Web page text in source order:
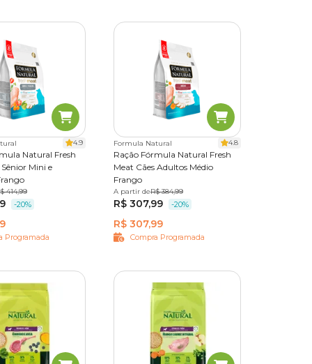
manter
e
das
4.9
Natural Fresh
Sênior Mini e
kg
Indiv. de 505g
414,99
-20%
Programada
Formula Natural 4.8
Ração Fórmula Natural Fresh
Meat Cães Adultos Médio
Frango
1 kg 2,5 kg 12 kg
A partir deR$ 384,99
R$ 307,99 -20%
R$ 307,99
Compra Programada